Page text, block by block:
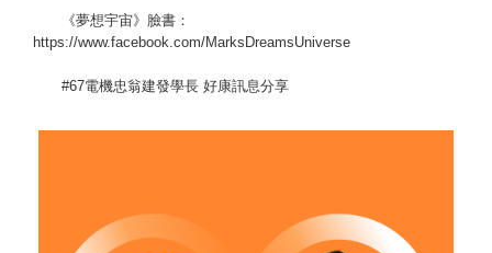
《夢想宇宙》臉書：
https://www.facebook.com/MarksDreamsUniverse
#67電機忠翁建發學長 好康訊息分享